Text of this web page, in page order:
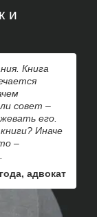
и
Книга
совет –
его.
Иначе
–
адвокат